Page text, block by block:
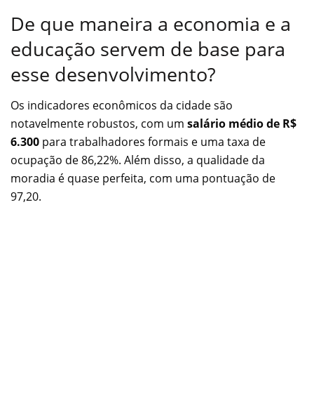
De que maneira a economia e a
educação servem de base para
esse desenvolvimento?
Os indicadores econômicos da cidade são
notavelmente robustos, com um salário médio de R$
6.300 para trabalhadores formais e uma taxa de
ocupação de 86,22%. Além disso, a qualidade da
moradia é quase perfeita, com uma pontuação de
97,20.